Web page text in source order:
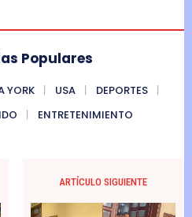
Populares
YORK USA
DEPORTES
ENTRETENIMIENTO
ARTÍCULO SIGUIENTE